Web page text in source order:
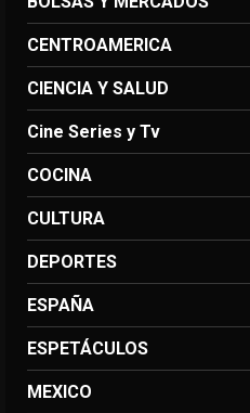
CENTROAMERICA
CIENCIA Y SALUD
Cine Series y Tv
COCINA
CULTURA
DEPORTES
ESPAÑA
ESPETÁCULOS
MEXICO